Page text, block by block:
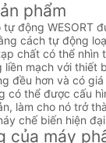
phẩm
tự động WESORT
cách tự động
chất có thể nhìn
liền mạch với thiết
đều hơn và có
có thể được cấu
làm cho nó trở
chế biến hiện
của máy